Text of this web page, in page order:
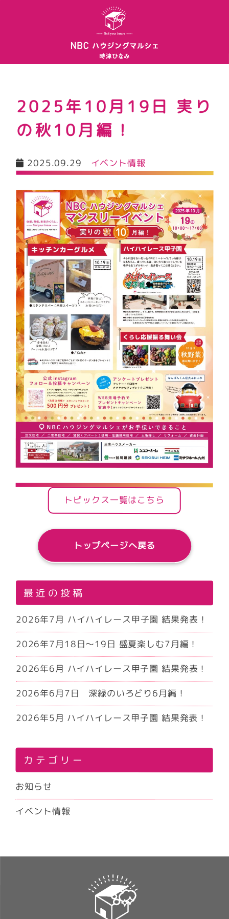
2025年10月19日 実り
の秋10月編！
2025.09.29 イベント情報
トピックス一覧はこちら
トップページへ戻る
最近の投稿
2026年7月 ハイハイレース甲子園 結果発表！
2026年7月18日～19日 盛夏楽しむ7月編！
2026年6月 ハイハイレース甲子園 結果発表！
2026年6月7日 深緑のいろどり6月編！
2026年5月 ハイハイレース甲子園 結果発表！
カテゴリー
お知らせ
イベント情報